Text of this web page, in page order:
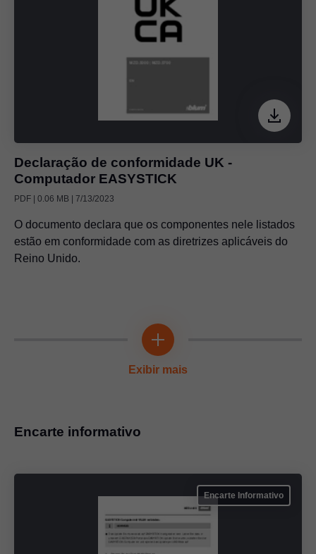
Declaração de conformidade UK -
Computador EASYSTICK
PDF | 0.06 MB | 7/13/2023
O documento declara que os componentes nele listados
estão em conformidade com as diretrizes aplicáveis do
Reino Unido.
Exibir mais
Encarte informativo
Encarte Informativo